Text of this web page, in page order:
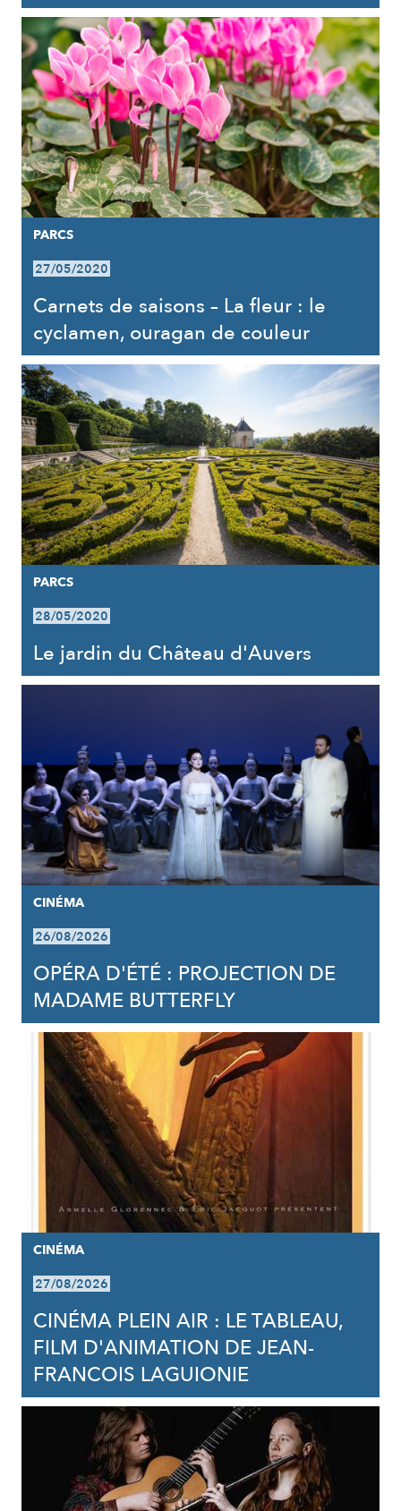
PARCS
27/05/2020
Carnets de saisons – La fleur : le
cyclamen, ouragan de couleur
PARCS
28/05/2020
Le jardin du Château d'Auvers
CINÉMA
26/08/2026
OPÉRA D'ÉTÉ : PROJECTION DE
MADAME BUTTERFLY
CINÉMA
27/08/2026
CINÉMA PLEIN AIR : LE TABLEAU,
FILM D'ANIMATION DE JEAN-
FRANCOIS LAGUIONIE